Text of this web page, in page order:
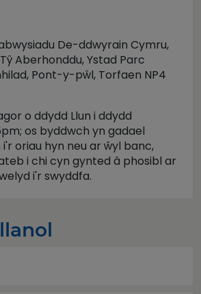
De-ddwyrain Cymru,
Aberhonddu, Ystad Parc
Pont-y-pŵl, Torfaen NP4
o ddydd Llun i ddydd
os byddwch yn gadael
oriau hyn neu ar ŵyl banc,
i chi cyn gynted â phosibl ar
i'r swyddfa.